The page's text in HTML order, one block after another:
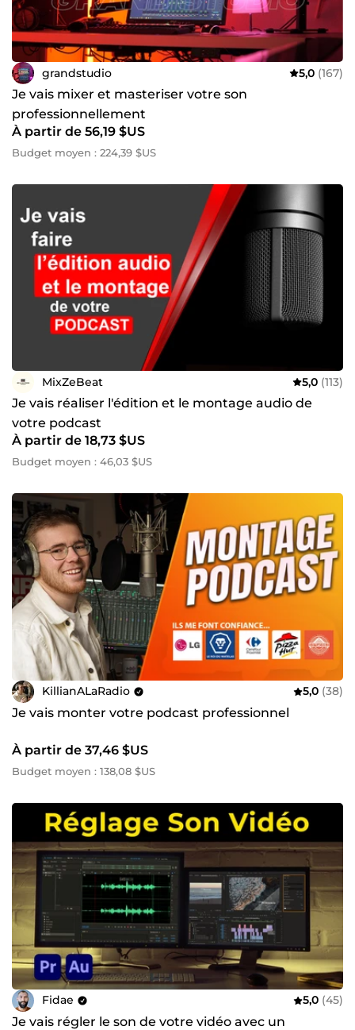
grandstudio 5,0 (167)
Je vais mixer et masteriser votre son
professionnellement
À partir de 56,19 $US
Budget moyen : 224,39 $US
MixZeBeat 5,0 (113)
Je vais réaliser l'édition et le montage audio de
votre podcast
À partir de 18,73 $US
Budget moyen : 46,03 $US
KillianALaRadio 5,0 (38)
Je vais monter votre podcast professionnel
À partir de 37,46 $US
Budget moyen : 138,08 $US
Fidae 5,0 (45)
Je vais régler le son de votre vidéo avec un